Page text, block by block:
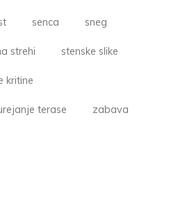
senca sneg
strehi stenske slike
kritine
terase zabava